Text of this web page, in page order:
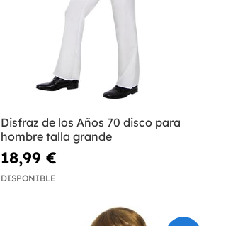
Disfraz de los Años 70 disco para
hombre talla grande
18,99 €
DISPONIBLE